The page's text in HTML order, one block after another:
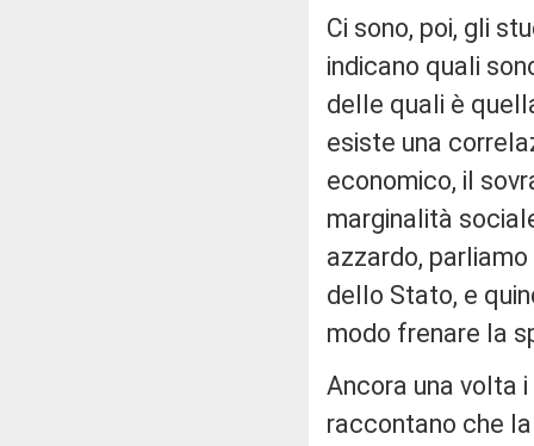
Ci sono, poi, gli
indicano quali
delle quali è
esiste una
economico, il
marginalità
azzardo,
dello Stato, e
modo frenare la
Ancora una volta
raccontano che